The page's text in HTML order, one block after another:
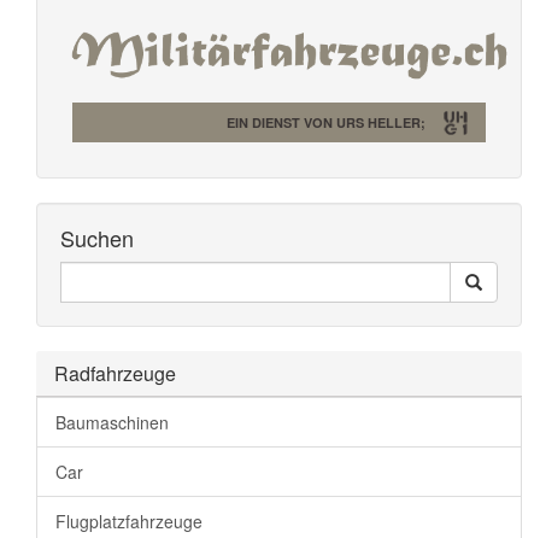
EIN DIENST VON URS HELLER;
Suchen
Durchsuchen
Radfahrzeuge
Baumaschinen
Car
Flugplatzfahrzeuge